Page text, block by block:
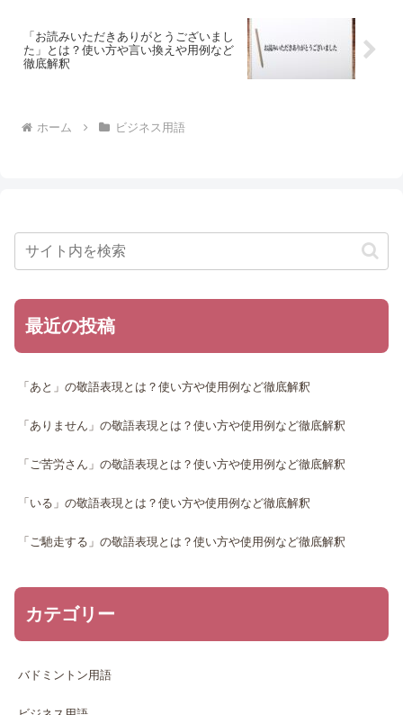
「お読みいただきありがとうございまし
た」とは？使い方や言い換えや用例など
徹底解釈
ホーム ビジネス用語
最近の投稿
「あと」の敬語表現とは？使い方や使用例など徹底解釈
「ありません」の敬語表現とは？使い方や使用例など徹底解釈
「ご苦労さん」の敬語表現とは？使い方や使用例など徹底解釈
「いる」の敬語表現とは？使い方や使用例など徹底解釈
「ご馳走する」の敬語表現とは？使い方や使用例など徹底解釈
カテゴリー
バドミントン用語